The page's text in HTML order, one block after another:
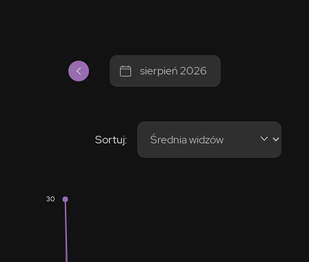
sierpień 2026
Sortuj:
30